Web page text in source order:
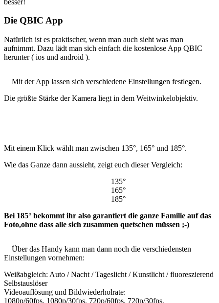
Die QBIC App
Natürlich ist es praktischer, wenn man auch sieht was man
aufnimmt. Dazu lädt man sich einfach die kostenlose App QBIC
herunter ( ios und android ).
Mit der App lassen sich verschiedene Einstellungen festlegen.
Die größte Stärke der Kamera liegt in dem Weitwinkelobjektiv.
Mit einem Klick wählt man zwischen 135°, 165° und 185°.
Wie das Ganze dann aussieht, zeigt euch dieser Vergleich:
135°
165°
185°
Bei 185° bekommt ihr also garantiert die ganze Familie auf das
Foto,ohne dass alle sich zusammen quetschen müssen ;-)
Über das Handy kann man dann noch die verschiedensten
Einstellungen vornehmen:
Weißabgleich: Auto / Nacht / Tageslicht / Kunstlicht / fluoreszierend
Selbstauslöser
Videoauflösung und Bildwiederholrate:
1080p/60fps, 1080p/30fps, 720p/60fps, 720p/30fps,